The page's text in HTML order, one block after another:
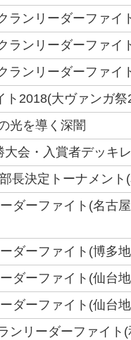
ランリーダーファ
ランリーダーファ
ランリーダーファ
ト2018(大ヴァンガ
光を導く深闇
会・入賞者デッキ
長決定トーナメン
ダーファイト(名古
ダーファイト(博多
ダーファイト(仙台
ダーファイト(仙台
ンリーダーファイト